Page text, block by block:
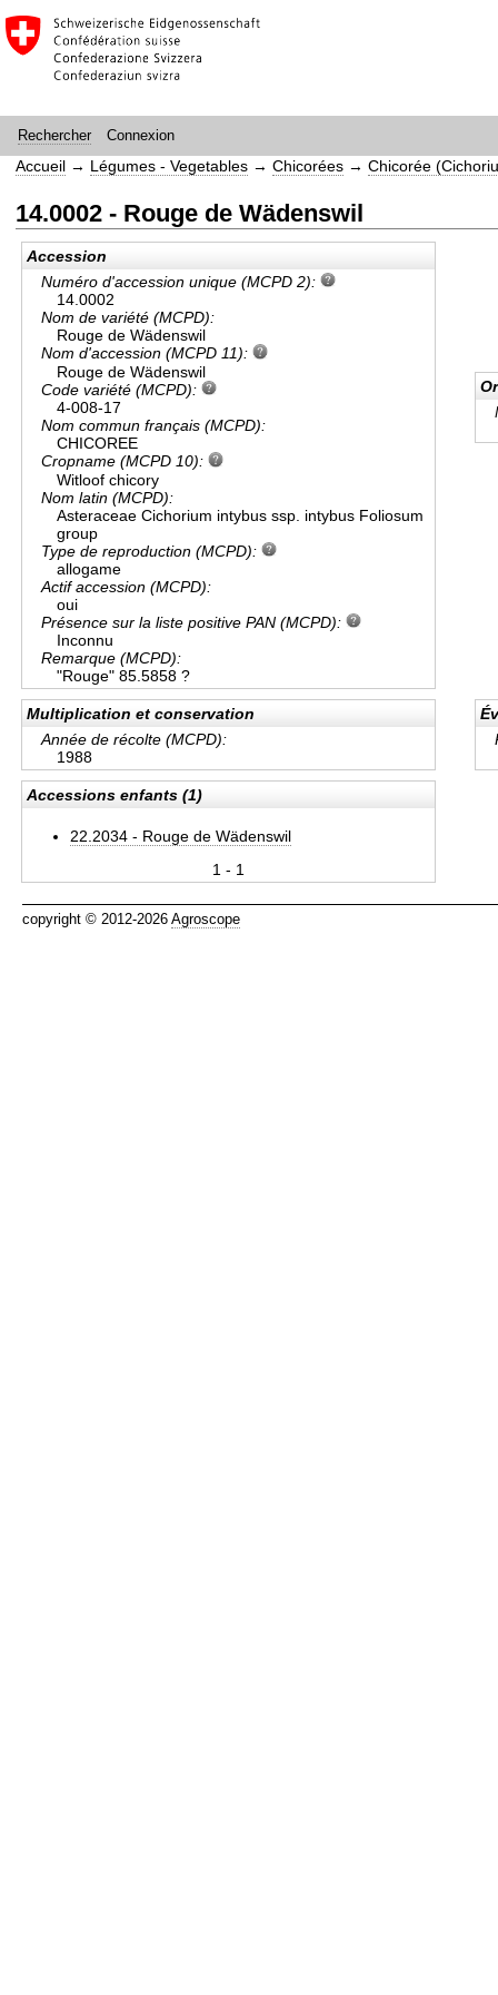
Rechercher Connexion
Accueil → Légumes - Vegetables →Chicorées →Chicorée
14.0002 - Rouge de Wädenswil
Accession
Numéro d'accession unique (MCPD 2):
14.0002
Nom de variété (MCPD):
Rouge de Wädenswil
Nom d'accession (MCPD 11):
Rouge de Wädenswil
Code variété (MCPD):
4-008-17
Nom commun français (MCPD):
CHICOREE
Cropname (MCPD 10):
Witloof chicory
Nom latin (MCPD):
Asteraceae Cichorium intybus ssp. intybus Foliosum
group
Type de reproduction (MCPD):
allogame
Actif accession (MCPD):
oui
Présence sur la liste positive PAN (MCPD):
Inconnu
Remarque (MCPD):
"Rouge" 85.5858 ?
Multiplication et conservation
Année de récolte (MCPD):
1988
Accessions enfants (1)
22.2034 - Rouge de Wädenswil
1 - 1
copyright © 2012-2026 Agroscope